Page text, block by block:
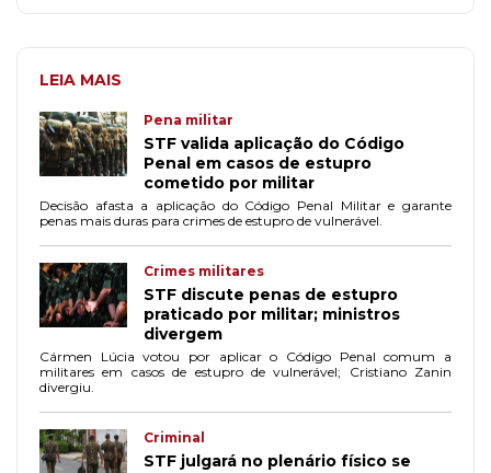
LEIA MAIS
Pena militar
STF valida aplicação do Código
Penal em casos de estupro
cometido por militar
Decisão afasta a aplicação do Código Penal Militar e garante
penas mais duras para crimes de estupro de vulnerável.
Crimes militares
STF discute penas de estupro
praticado por militar; ministros
divergem
Cármen Lúcia votou por aplicar o Código Penal comum a
militares em casos de estupro de vulnerável; Cristiano Zanin
divergiu.
Criminal
STF julgará no plenário físico se